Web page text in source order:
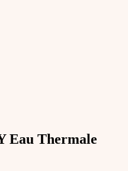
Eau Thermale